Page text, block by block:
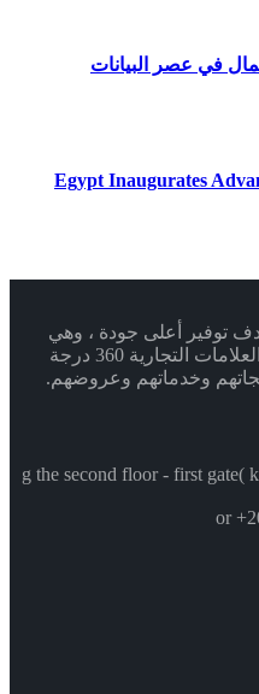
في عصر البيانات
Egypt Inaugurates
ميديابووم في عام 2017 بهدف توفير أعلى جودة ، وهي
واحدة من حلول التسويق الرقمي والعلامات التجارية 360 درجة
وخدماتهم وعروضهم.
65 g the second floor - first